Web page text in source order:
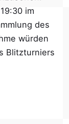
im
des
würden
Blitzturniers